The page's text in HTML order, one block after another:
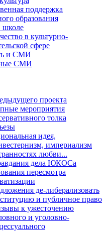
поддержка
образования
школе
в культурно-
сфере
и СМИ
СМИ
проекта
мероприятия
толка
идея,
империализм
любви...
дела ЮКОСа
пересмотра
де-либерализовать
и публичное право
к ужесточению
и уголовно-